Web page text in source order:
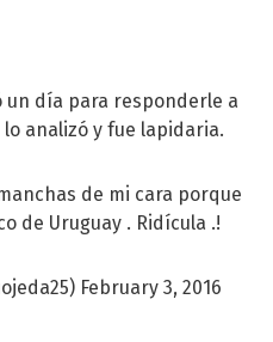
un día para responderle a
lo analizó y fue lapidaria.
de mi cara porque
de Uruguay . Ridícula .!
February 3, 2016